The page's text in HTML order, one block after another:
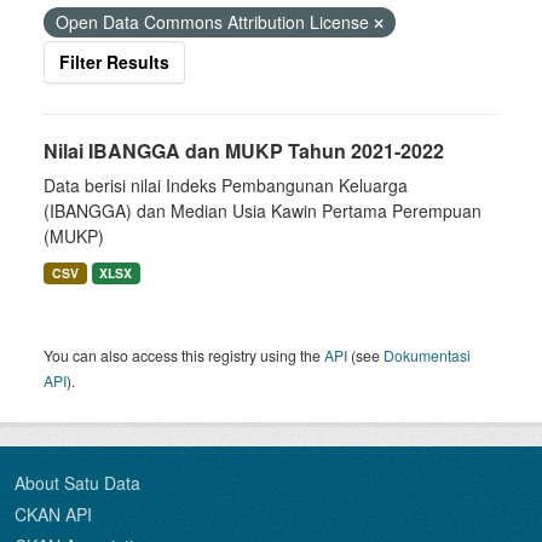
Open Data Commons Attribution License
Filter Results
Nilai IBANGGA dan MUKP Tahun 2021-2022
Data berisi nilai Indeks Pembangunan Keluarga
(IBANGGA) dan Median Usia Kawin Pertama Perempuan
(MUKP)
CSV XLSX
You can also access this registry using theAPI (see Dokumentasi
API).
About Satu Data
CKAN API